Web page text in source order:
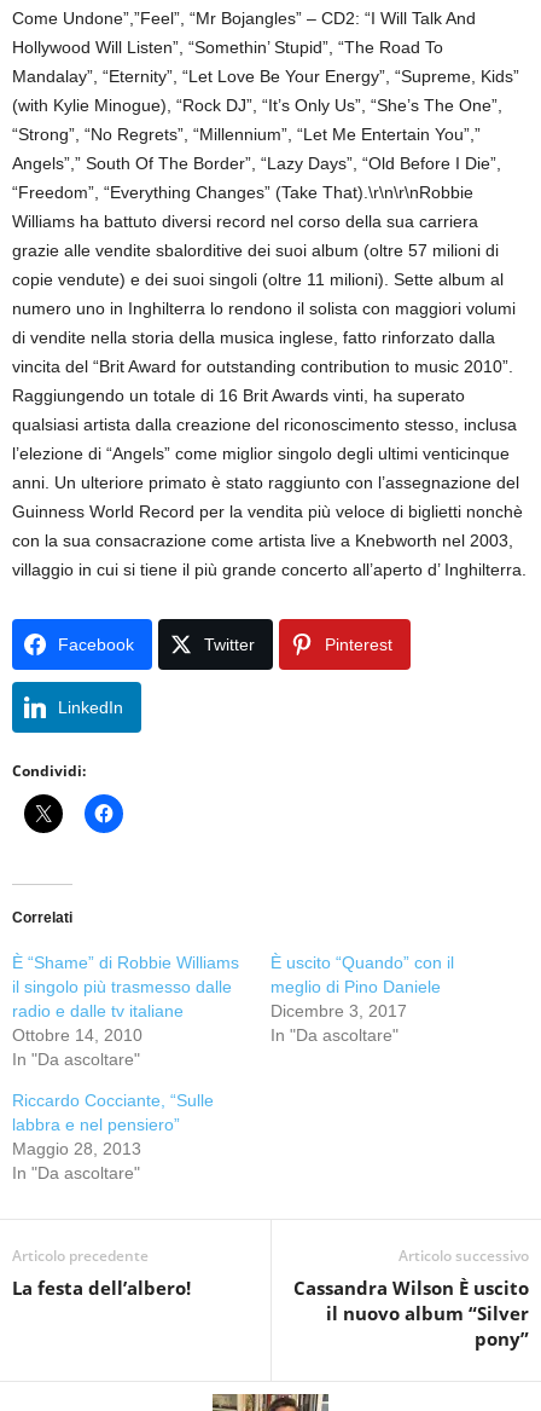
Come Undone”,”Feel”, “Mr Bojangles” – CD2: “I Will Talk And
Hollywood Will Listen”, “Somethin’ Stupid”, “The Road To
Mandalay”, “Eternity”, “Let Love Be Your Energy”, “Supreme, Kids”
(with Kylie Minogue), “Rock DJ”, “It’s Only Us”, “She’s The One”,
“Strong”, “No Regrets”, “Millennium”, “Let Me Entertain You”,”
Angels”,” South Of The Border”, “Lazy Days”, “Old Before I Die”,
“Freedom”, “Everything Changes” (Take That).\r\n\r\nRobbie
Williams ha battuto diversi record nel corso della sua carriera
grazie alle vendite sbalorditive dei suoi album (oltre 57 milioni di
copie vendute) e dei suoi singoli (oltre 11 milioni). Sette album al
numero uno in Inghilterra lo rendono il solista con maggiori volumi
di vendite nella storia della musica inglese, fatto rinforzato dalla
vincita del “Brit Award for outstanding contribution to music 2010”.
Raggiungendo un totale di 16 Brit Awards vinti, ha superato
qualsiasi artista dalla creazione del riconoscimento stesso, inclusa
l’elezione di “Angels” come miglior singolo degli ultimi venticinque
anni. Un ulteriore primato è stato raggiunto con l’assegnazione del
Guinness World Record per la vendita più veloce di biglietti nonchè
con la sua consacrazione come artista live a Knebworth nel 2003,
villaggio in cui si tiene il più grande concerto all’aperto d’ Inghilterra.
Facebook Twitter Pinterest
LinkedIn
Condividi:
Correlati
È “Shame” di Robbie Williams
il singolo più trasmesso dalle
radio e dalle tv italiane
Ottobre 14, 2010
In "Da ascoltare"
È uscito “Quando” con il
meglio di Pino Daniele
Dicembre 3, 2017
In "Da ascoltare"
Riccardo Cocciante, “Sulle
labbra e nel pensiero”
Maggio 28, 2013
In "Da ascoltare"
Articolo precedente
La festa dell’albero!
Articolo successivo
Cassandra Wilson È uscito
il nuovo album “Silver
pony”